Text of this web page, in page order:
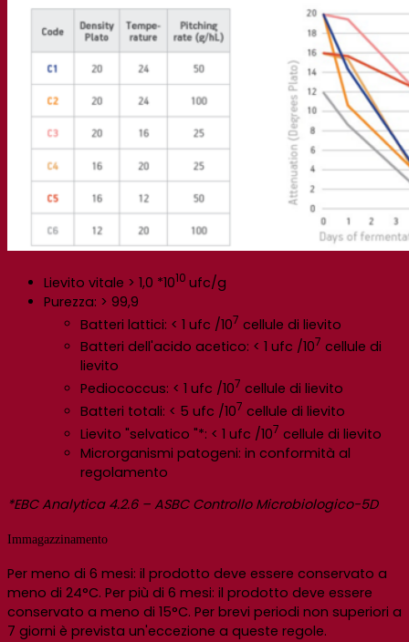
Lievito vitale > 1,0 *1010 ufc/g
Purezza: > 99,9
Batteri lattici: < 1 ufc /107 cellule di lievito
Batteri dell'acido acetico: < 1 ufc /107 cellule di
lievito
Pediococcus: < 1 ufc /107 cellule di lievito
Batteri totali: < 5 ufc /107 cellule di lievito
Lievito "selvatico "*: < 1 ufc /107 cellule di lievito
Microrganismi patogeni: in conformità al
regolamento
*EBC Analytica 4.2.6 – ASBC Controllo Microbiologico-5D
Immagazzinamento
Per meno di 6 mesi: il prodotto deve essere conservato a
meno di 24°C. Per più di 6 mesi: il prodotto deve essere
conservato a meno di 15°C. Per brevi periodi non superiori a
7 giorni è prevista un'eccezione a queste regole.